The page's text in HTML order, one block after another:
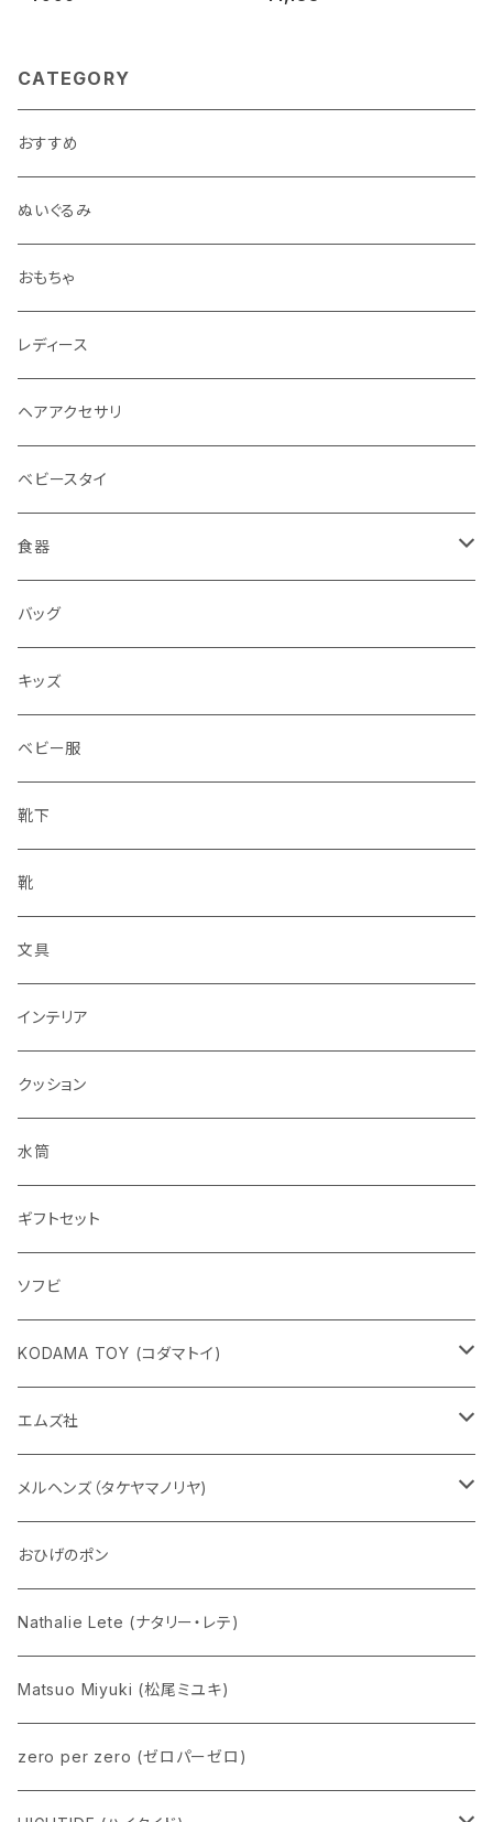
CATEGORY
おすすめ
ぬいぐるみ
おもちゃ
レディース
ヘアアクセサリ
ベビースタイ
食器
水筒
水筒
バッグ
キッズ
ベビー服
靴下
靴
文具
インテリア
クッション
水筒
ギフトセット
ソフビ
KODAMA TOY (コダマトイ)
チャーミーちゃん
五型動物
Eddie パンダ
エムズ社
デコちゃん
クマちゃん
メルヘンズ（タケヤマノリヤ)
ケロペチーノ
おひげのポン
Nathalie Lete (ナタリー・レテ)
Matsuo Miyuki (松尾ミユキ)
zero per zero (ゼロパーゼロ)